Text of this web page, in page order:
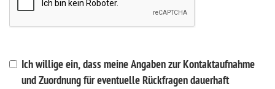
Ich willige ein, dass meine Angaben zur Kontaktaufnahme
und Zuordnung für eventuelle Rückfragen dauerhaft